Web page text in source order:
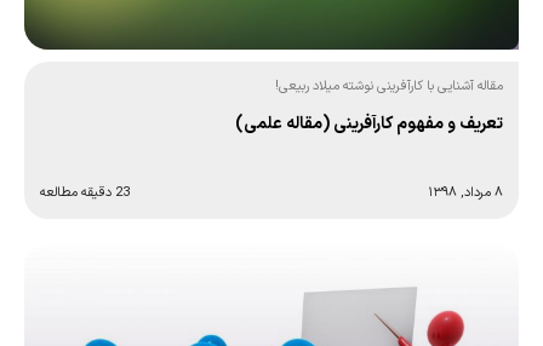
مقاله آشنایی با کارآفرینی نوشته میلاد ربیعی!
تعریف و مفهوم کارآفرینی (مقاله علمی)
۸ مرداد, ۱۳۹۸ 23 دقیقه مطالعه